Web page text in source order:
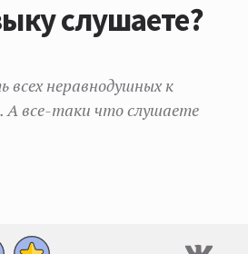
слушаете?
всех неравнодушных к
А все-таки что слушаете